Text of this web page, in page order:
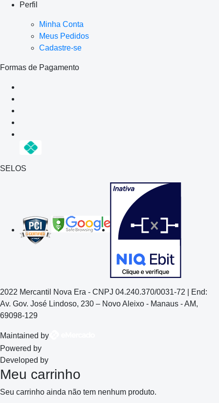
Perfil
Minha Conta
Meus Pedidos
Cadastre-se
Formas de Pagamento
SELOS
2022 Mercantil Nova Era - CNPJ 04.240.370/0031-72 | End:
Av. Gov. José Lindoso, 230 – Novo Aleixo - Manaus - AM,
69098-129
Maintained by
Powered by
Developed by
Meu carrinho
Seu carrinho ainda não tem nenhum produto.